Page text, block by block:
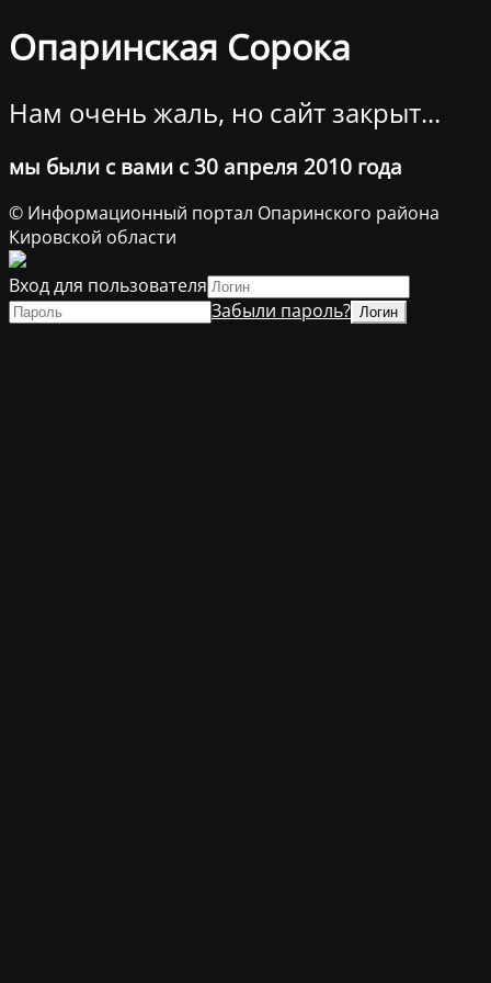
Опаринская Сорока
Нам очень жаль, но сайт закрыт...
мы были с вами с 30 апреля 2010 года
© Информационный портал Опаринского района
Кировской области
Вход для пользователя
Забыли пароль?